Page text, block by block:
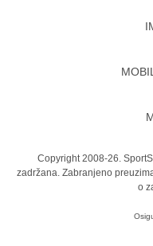
Copyright 2008-26.
zadržana. Zabranjeno
o